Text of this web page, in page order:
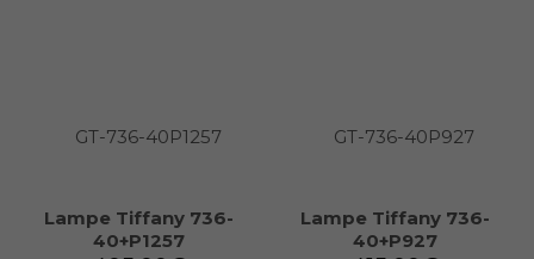
Lampe Tiffany 736-
40+P1257
Lampe Tiffany 736-
40+P927